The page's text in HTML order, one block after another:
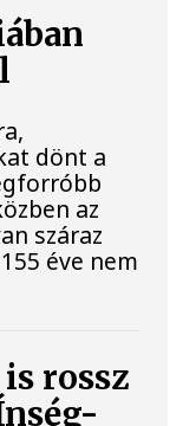
dönt a
az
száraz
éve nem
rossz